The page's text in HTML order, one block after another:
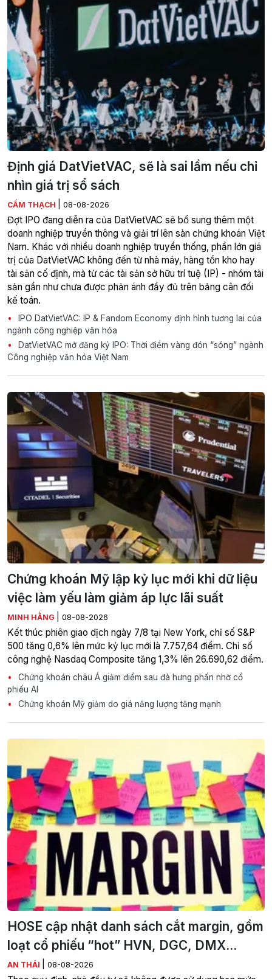
Định giá DatVietVAC, sẽ là sai lầm nếu chỉ
nhìn giá trị sổ sách
CẨM THẠCH 08-08-2026
Đợt IPO đang diễn ra của DatVietVAC sẽ bổ sung thêm một
doanh nghiệp truyền thông và giải trí lên sàn chứng khoán Việt
Nam. Khác với nhiều doanh nghiệp truyền thống, phần lớn giá
trị của DatVietVAC không đến từ nhà máy, hàng tồn kho hay
tài sản cố định, mà từ các tài sản sở hữu trí tuệ (IP) - nhóm tài
sản gần như chưa được phản ánh đầy đủ trên bảng cân đối
kế toán.
IPO DatVietVAC: IP & Fandom Economy định hình tương lai của
ngành công nghiệp văn hóa
DatVietVAC mở đăng ký IPO: Thời điểm vàng đón “sóng” ngành
Công nghiệp văn hóa Việt Nam
Chứng khoán Mỹ lập kỷ lục mới khi dữ liệu
việc làm yếu làm giảm áp lực lãi suất
MINH HẰNG 08-08-2026
Kết thúc phiên giao dịch ngày 7/8 tại New York, chỉ số S&P
500 tăng 0,6% lên mức kỷ lục mới là 7.757,64 điểm. Chỉ số
công nghệ Nasdaq Composite tăng 1,3% lên 26.690,62 điểm.
Chứng khoán châu Á giảm điểm sau đà hưng phấn nhờ cổ
phiếu AI
Chứng khoán Mỹ giảm do giá năng lượng tăng mạnh
HOSE cập nhật danh sách cắt margin, gồm
loạt cổ phiếu “hot” HVN, DGC, DMX...
AN THÁI 08-08-2026